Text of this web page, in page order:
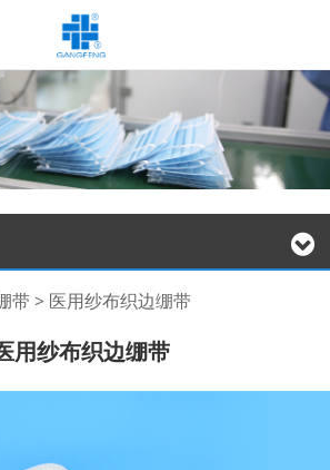
边绷带
带> 医用纱布织边绷带
用纱布织边绷带